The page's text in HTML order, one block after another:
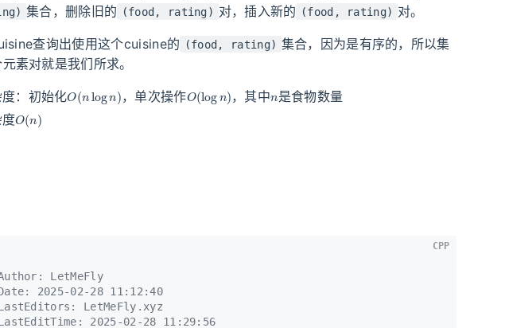
集合，删除旧的 (food, rating) 对，插入新的 (food, rating) 对。
查询出使用这个cuisine的 (food, rating) 集合，因为是有序的，所以集
素对就是我们所求。
：初始化 ，单次操作 ，其中 是食物数量
O n)
LetMeFly
2025-02-28 11:12:40
LetMeFly.xyz
2025-02-28 11:29:56
CPP